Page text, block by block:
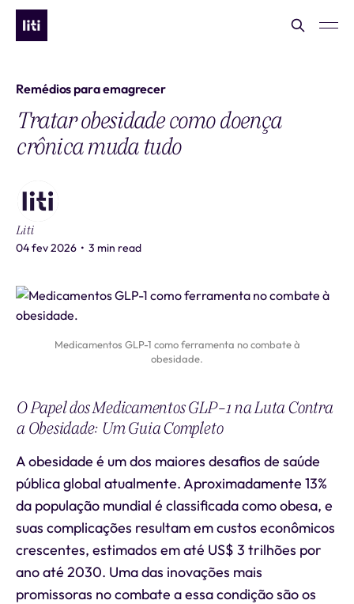
Remédios para emagrecer
Tratar obesidade como doença
crônica muda tudo
Liti
04 fev 2026 • 3 min read
Medicamentos GLP-1 como ferramenta no combate à
obesidade.
O Papel dos Medicamentos GLP-1 na Luta Contra
a Obesidade: Um Guia Completo
A obesidade é um dos maiores desafios de saúde
pública global atualmente. Aproximadamente 13%
da população mundial é classificada como obesa, e
suas complicações resultam em custos econômicos
crescentes, estimados em até US$ 3 trilhões por
ano até 2030. Uma das inovações mais
promissoras no combate a essa condição são os